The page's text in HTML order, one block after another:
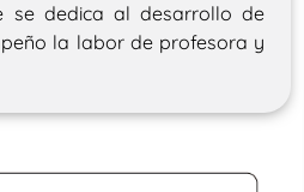
se dedica al desarrollo de
la labor de profesora y